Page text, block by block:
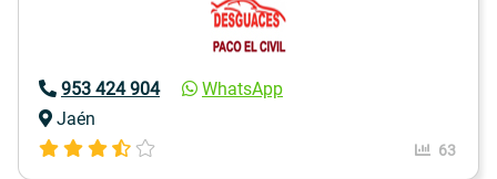
953 424 904
WhatsApp
Jaén
63